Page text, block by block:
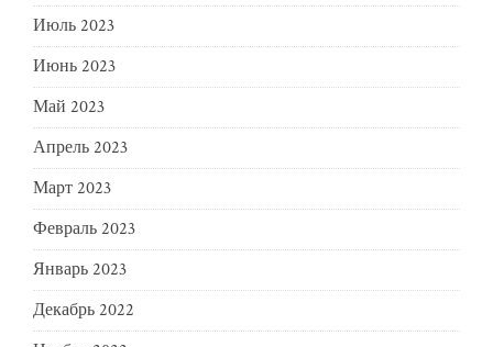
Июль 2023
Июнь 2023
Май 2023
Апрель 2023
Март 2023
Февраль 2023
Январь 2023
Декабрь 2022